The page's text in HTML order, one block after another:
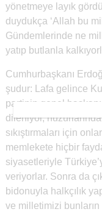
yönetmeye layık
duydukça ‘Allah bu
Gündemlerinde ne
yatıp butlanla
Cumhurbaşkanı
şudur: Lafa gelince
partinin genel
dileniyor,
sıkıştırmaları için
memlekete hiçbir
siyasetleriyle
veriyorlar. Sonra da
bidonuyla halkçılık
ve milletimizi bunların